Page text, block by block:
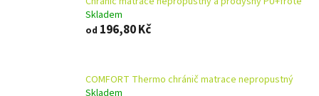
Skladem
od 196,80 Kč
COMFORT Thermo chránič matrace nepropustný